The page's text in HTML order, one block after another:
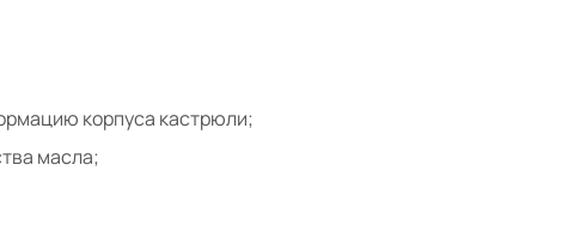
корпуса кастрюли;
масла;